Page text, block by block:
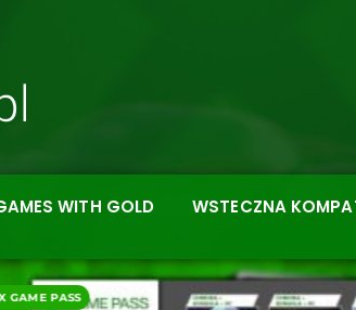
WITH GOLD WSTECZNA
XBOX GAME PASS